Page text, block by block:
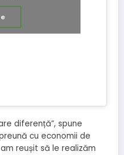
diferență”, spune
cu economii de
reușit să le realizăm